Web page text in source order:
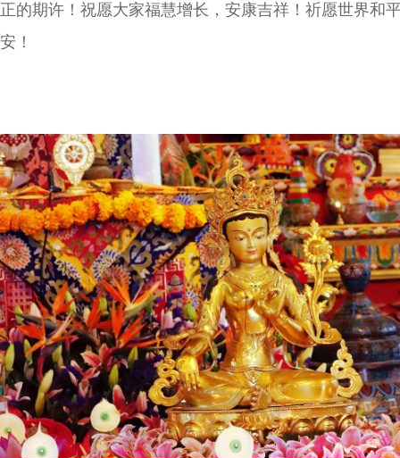
正的期许！祝愿大家福慧增长，安康吉祥！祈愿世界和
安！